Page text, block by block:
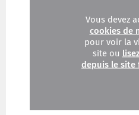
Vous devez
cookies de
pour voir la
site ou
depuis le site